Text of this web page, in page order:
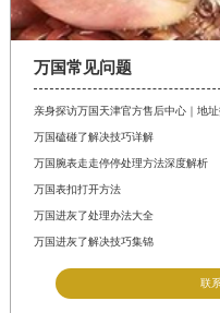
万国常见问题
亲身探访万国天津官方售后中心｜地
万国磕碰了解决技巧详解
万国腕表走走停停处理方法深度解析
万国表扣打开方法
万国进灰了处理办法大全
万国进灰了解决技巧集锦
联